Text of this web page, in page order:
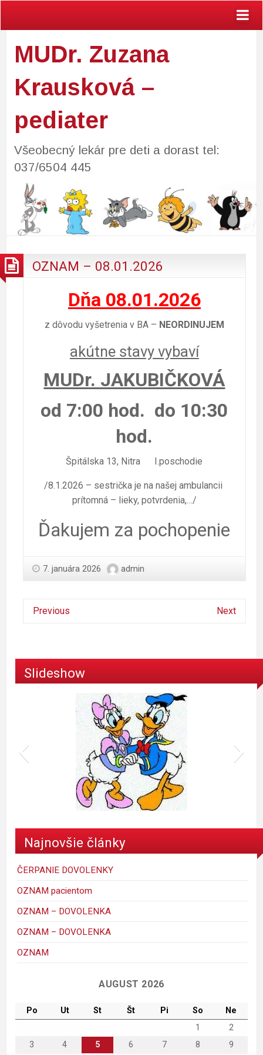
MUDr. Zuzana
Krausková –
pediater
Všeobecný lekár pre deti a dorast tel:
037/6504 445
OZNAM – 08.01.2026
Dňa 08.01.2026
z dôvodu vyšetrenia v BA – NEORDINUJEM
akútne stavy vybaví
MUDr. JAKUBIČKOVÁ
od 7:00 hod. do 10:30
hod.
Špitálska 13, Nitra I.poschodie
/8.1.2026 – sestrička je na našej ambulancii
prítomná – lieky, potvrdenia,…/
Ďakujem za pochopenie
7. januára 2026 admin
Previous Next
Slideshow
Maggie Simpson
mickey_mouse_walt_disney-1
porky-hrackyshop
Najnovšie články
ČERPANIE DOVOLENKY
OZNAM pacientom
OZNAM – DOVOLENKA
OZNAM – DOVOLENKA
OZNAM
AUGUST 2026
Po Ut St Št Pi So
Ne
1
2
3
4 5 6 7 8 9